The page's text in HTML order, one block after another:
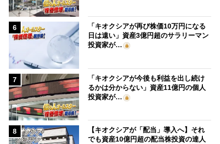
6
「キオクシアが再び株価10万円になる
日は遠い」資産3億円超のサラリーマン
投資家が…
7
「キオクシアが今後も利益を出し続け
るかは分からない」資産11億円の個人
投資家が…
8
【キオクシアが「配当」導入へ】それ
でも資産10億円超の配当株投資の達人